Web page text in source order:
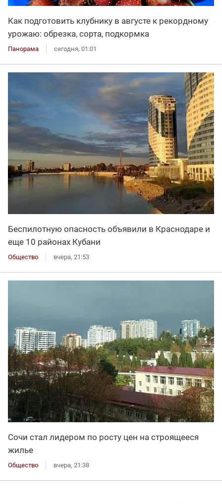
Как подготовить клубнику в августе к рекордному
урожаю: обрезка, сорта, подкормка
Панорама сегодня, 01:01
Беспилотную опасность объявили в Краснодаре и
еще 10 районах Кубани
Общество вчера, 21:53
Сочи стал лидером по росту цен на строящееся
жилье
Общество вчера, 21:38